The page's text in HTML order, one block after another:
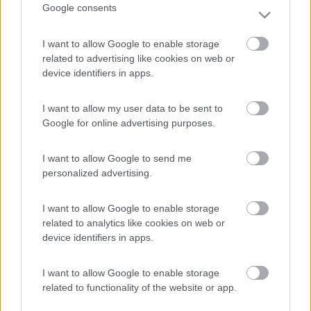
Google consents
I want to allow Google to enable storage
related to advertising like cookies on web or
device identifiers in apps.
I want to allow my user data to be sent to
Google for online advertising purposes.
I want to allow Google to send me
personalized advertising.
I want to allow Google to enable storage
related to analytics like cookies on web or
device identifiers in apps.
I want to allow Google to enable storage
related to functionality of the website or app.
Luoghi visitati:
Ferruzzano(G)
Gerace(H) , Badolato (I) Le Castella Crotone
Lago Sirino
Parcheggio - Praia A Mare